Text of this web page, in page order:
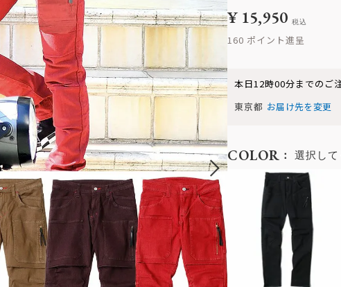
カタログダウンロード
リクルート
¥ 15,950 税込
160
本日12時00分までのご
東京都 お届け先を変更
COLOR 選択し